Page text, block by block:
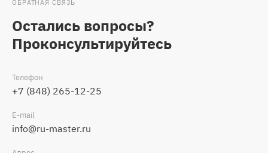
ОБРАТНАЯ СВЯЗЬ
Остались вопросы?
Проконсультируйтесь
Телефон
+7 (848) 265-12-25
E-mail
info@ru-master.ru